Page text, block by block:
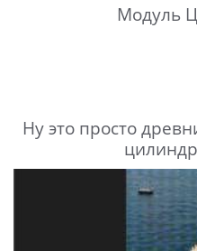
Модуль
Ну это просто